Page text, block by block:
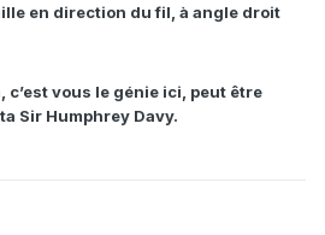
en direction du fil, à angle droit
c’est vous le génie ici, peut être
Sir Humphrey Davy.